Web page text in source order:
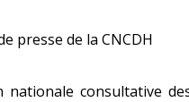
S’ENGAGER
ACTUALITÉS
presse de la CNCDH
nationale consultative